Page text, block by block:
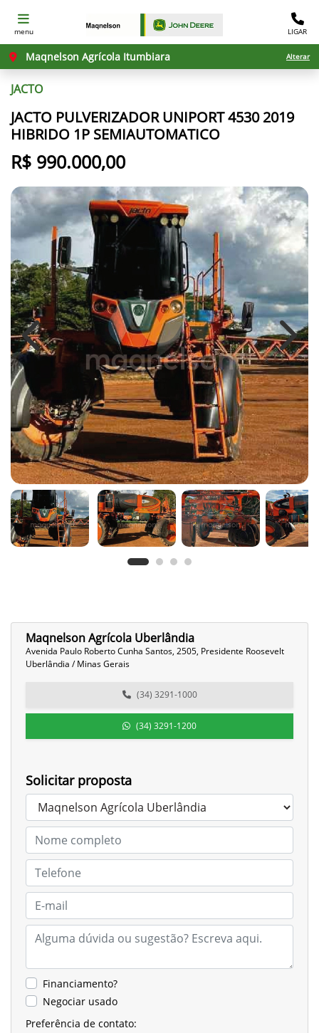
menu LIGAR
Maqnelson Agrícola Itumbiara Alterar
JACTO
JACTO PULVERIZADOR UNIPORT 4530 2019
HIBRIDO 1P SEMIAUTOMATICO
R$ 990.000,00
Previous Next
Maqnelson Agrícola Uberlândia
Avenida Paulo Roberto Cunha Santos, 2505, Presidente Roosevelt
Uberlândia / Minas Gerais
(34) 3291-1000
(34) 3291-1200
Solicitar proposta
Financiamento?
Negociar usado
Preferência de contato: